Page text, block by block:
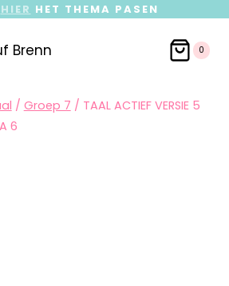
HIER HET THEMA PASEN
0
/ Groep 7 / TAAL ACTIEF VERSIE 5
6